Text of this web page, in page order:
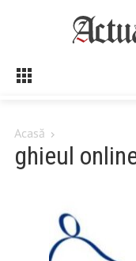
Acasă
ghieul